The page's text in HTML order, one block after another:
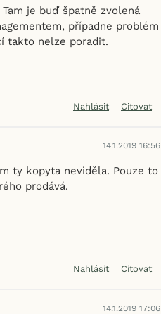
je buď špatně zvolená
případne problém
takto nelze poradit.
Nahlásit Citovat
14.1.2019 16:56
ty kopyta neviděla. Pouze to
prodává.
Nahlásit Citovat
14.1.2019 17:06